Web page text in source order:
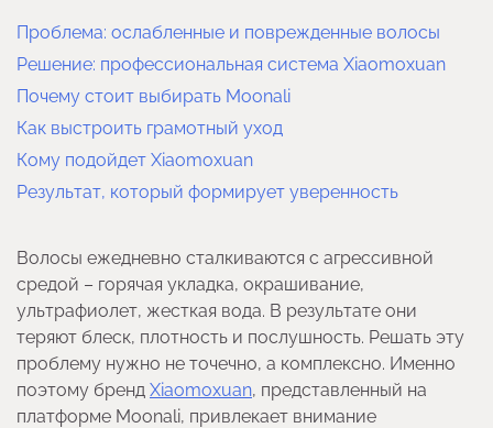
Проблема: ослабленные и поврежденные волосы
Решение: профессиональная система Xiaomoxuan
Почему стоит выбирать Moonali
Как выстроить грамотный уход
Кому подойдет Xiaomoxuan
Результат, который формирует уверенность
Волосы ежедневно сталкиваются с агрессивной
средой – горячая укладка, окрашивание,
ультрафиолет, жесткая вода. В результате они
теряют блеск, плотность и послушность. Решать эту
проблему нужно не точечно, а комплексно. Именно
поэтому бренд Xiaomoxuan, представленный на
платформе Moonali, привлекает внимание